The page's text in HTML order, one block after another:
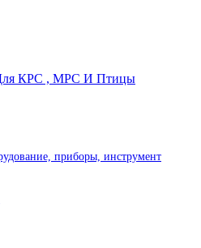
КРС , МРС И Птицы
приборы, инструмент